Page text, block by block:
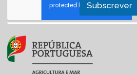
Subscrever